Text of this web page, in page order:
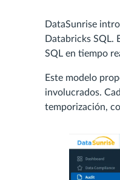
DataSunrise
Databricks SQL.
SQL en tiempo
Este modelo
involucrados.
temporización,